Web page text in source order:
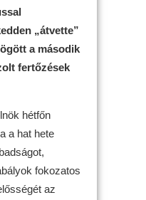
„átvette”
a második
fertőzések
hétfőn
a hat hete
fokozatos
az